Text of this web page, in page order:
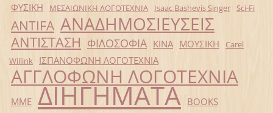
ΦΥΣΙΚΗ ΜΕΣΑΙΩΝΙΚΗ ΛΟΓΟΤΕΧΝΙΑ Isaac Bashevis Singer Sci-Fi
ANTIFA ΑΝΑΔΗΜΟΣΙΕΥΣΕΙΣ
ΑΝΤΙΣΤΑΣΗ ΦΙΛΟΣΟΦΙΑ ΚΙΝΑ ΜΟΥΣΙΚΗ
Carel
Willink
ΙΣΠΑΝΟΦΩΝΗ ΛΟΓΟΤΕΧΝΙΑ
ΑΓΓΛΟΦΩΝΗ ΛΟΓΟΤΕΧΝΙΑ
ΜΜΕ ΔΙΗΓΗΜΑΤΑ BOOKS